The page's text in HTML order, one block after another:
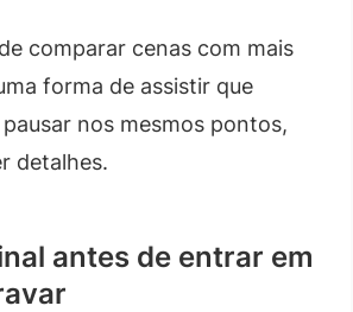
comparar cenas com mais
forma de assistir que
nos mesmos pontos,
detalhes.
antes de entrar em